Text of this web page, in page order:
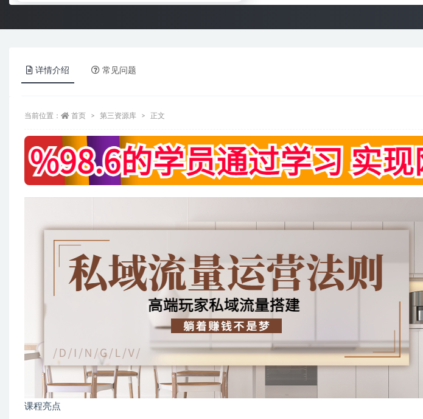
详情介绍 常见问题
当前位置： 首页 第三资源库 正文
课程亮点